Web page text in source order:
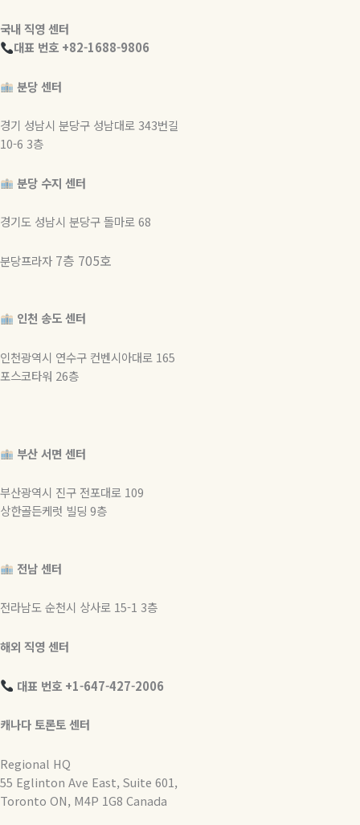
국내 직영 센터
대표 번호 +82-1688-9806
분당 센터
경기 성남시 분당구 성남대로 343번길
10-6 3층
분당 수지 센터
경기도 성남시 분당구 돌마로 68
분당프라자 7층 705호
인천 송도 센터
인천광역시 연수구 컨벤시아대로 165
포스코타워 26층
부산 서면 센터
부산광역시 진구 전포대로 109
상한골든케럿 빌딩 9층
전남 센터
전라남도 순천시 상사로 15-1 3층
해외 직영 센터
대표 번호 +1-647-427-2006
캐나다 토론토 센터
Regional HQ
55 Eglinton Ave East, Suite 601,
Toronto ON, M4P 1G8 Canada